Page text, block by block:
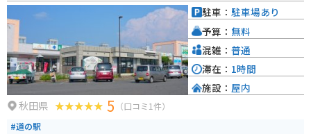
羽後町は、雄大な自然も魅力です。特に、町の東部にある栗駒山は、四季
折々の美しい景色を楽しむことができます。ドライブやツーリングの途中に
立ち寄ってみてはいかがでしょうか。
秋田県 5 （口コミ1件）
#道の駅
駐車： 駐車場あり
予算： 無料
混雑： 普通
滞在： 1時間
施設： 屋内